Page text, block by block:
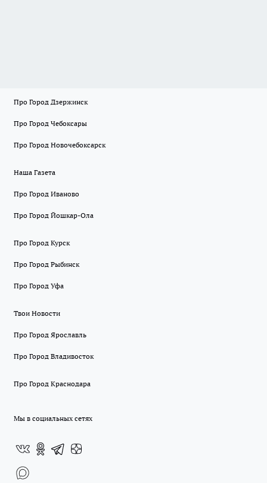
Про Город Дзержинск
Про Город Чебоксары
Про Город Новочебоксарск
Наша Газета
Про Город Иваново
Про Город Йошкар-Ола
Про Город Курск
Про Город Рыбинск
Про Город Уфа
Твои Новости
Про Город Ярославль
Про Город Владивосток
Про Город Краснодара
Мы в социальных сетях